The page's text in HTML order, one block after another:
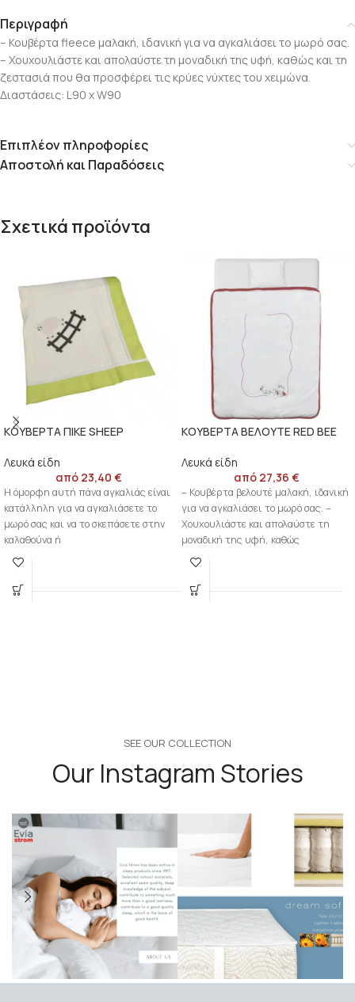
Περιγραφή
– Κουβέρτα fleece μαλακή, ιδανική για να αγκαλιάσει το μωρό σας.
– Χουχουλιάστε και απολαύστε τη μοναδική της υφή, καθώς και τη
ζεστασιά που θα προσφέρει τις κρύες νύχτες του χειμώνα.
Διαστάσεις: L90 x W90
Επιπλέον πληροφορίες
Αποστολή και Παραδόσεις
Σχετικά προϊόντα
ΚΟΥΒΕΡΤΑ ΠΙΚΕ SHEEP
Λευκά είδη
από 23,40 €
Η όμορφη αυτή πάνα αγκαλιάς είναι
κατάλληλη για να αγκαλιάσετε το
μωρό σας και να το σκεπάσετε στην
καλαθούνα ή
ΚΟΥΒΕΡΤΑ ΒΕΛΟΥΤΕ RED BEE
Λευκά είδη
από 27,36 €
– Κουβέρτα βελουτέ μαλακή, ιδανική
για να αγκαλιάσει το μωρό σας. –
Χουχουλιάστε και απολαύστε τη
μοναδική της υφή, καθώς
SEE OUR COLLECTION
Our Instagram Stories